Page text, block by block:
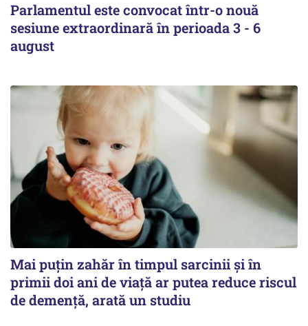
Parlamentul este convocat într-o nouă
sesiune extraordinară în perioada 3 - 6
august
Mai puțin zahăr în timpul sarcinii și în
primii doi ani de viață ar putea reduce riscul
de demență, arată un studiu